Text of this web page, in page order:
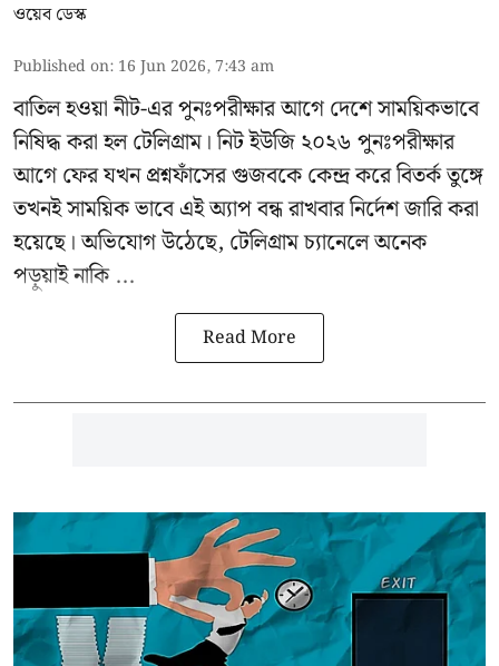
ওয়েব ডেস্ক
Published on: 16 Jun 2026, 7:43 am
বাতিল হওয়ানীট-এরপুনঃপরীক্ষার আগে দেশে সাময়িকভাবে
নিষিদ্ধ করা হল টেলিগ্রাম। নিট ইউজি ২০২৬ পুনঃপরীক্ষার
আগে ফের যখনপ্রশ্নফাঁসেরগুজবকে কেন্দ্র করে বিতর্ক তুঙ্গে
তখনই সাময়িক ভাবে এই অ্যাপ বন্ধ রাখবার নির্দেশ জারি করা
হয়েছে। অভিযোগ উঠেছে, টেলিগ্রাম চ্যানেলে অনেক
পড়ুয়াই নাকি ...
Read More